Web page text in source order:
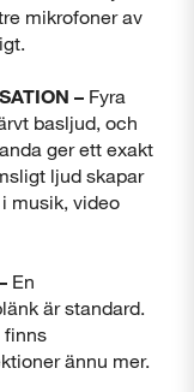
mikrofoner av
– Fyra
basljud, och
ger ett exakt
ljud skapar
musik, video
En
är standard.
finns
ännu mer.